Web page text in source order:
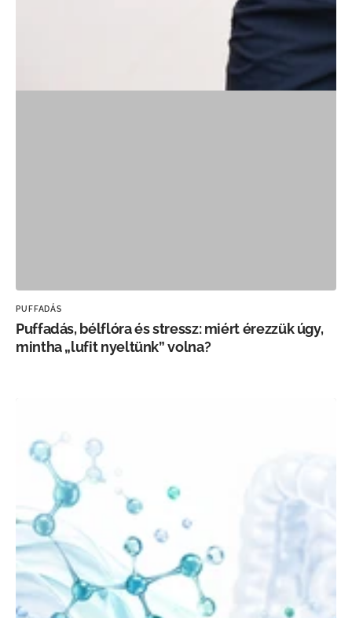
PUFFADÁS
Puffadás, bélflóra és stressz: miért érezzük úgy,
mintha „lufit nyeltünk” volna?